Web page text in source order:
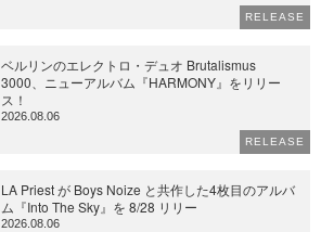
RELEASE
ベルリンのエレクトロ・デュオ Brutalismus
3000、ニューアルバム『HARMONY』をリリー
ス！
2026.08.06
RELEASE
LA Priest が Boys Noize と共作した4枚目のアルバ
ム『Into The Sky』を 8/28 リリー
2026.08.06